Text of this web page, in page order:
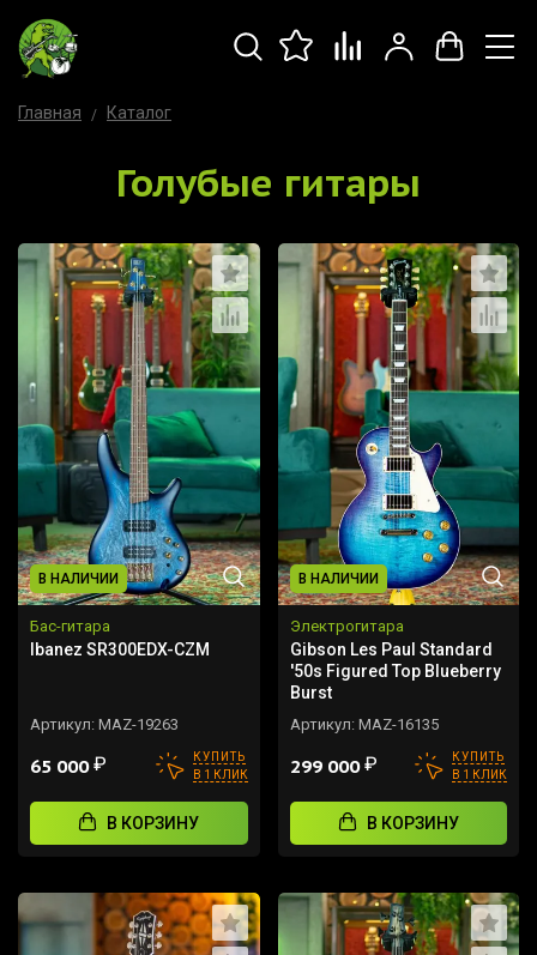
Главная Каталог
Голубые гитары
В НАЛИЧИИ
Бас-гитара
Ibanez SR300EDX-CZM
Артикул: MAZ-19263
65 000₽
КУПИТЬ
В 1 КЛИК
В КОРЗИНУ
В НАЛИЧИИ
Электрогитара
Gibson Les Paul Standard
'50s Figured Top Blueberry
Burst
Артикул: MAZ-16135
299 000₽
КУПИТЬ
В 1 КЛИК
В КОРЗИНУ